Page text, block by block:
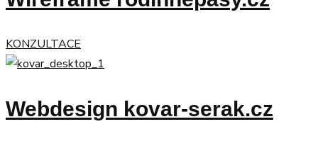
KONZULTACE
Webdesign kovar-serak.cz